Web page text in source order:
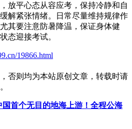
放平心态从容应考，保持冷静和自
解紧张情绪。日常尽量维持规律作
其要注意防暑降温，保证身体健
态迎接考试。
19866.html
否则均为本站原创文章，转载时请
国首个无目的地海上游！全程公海